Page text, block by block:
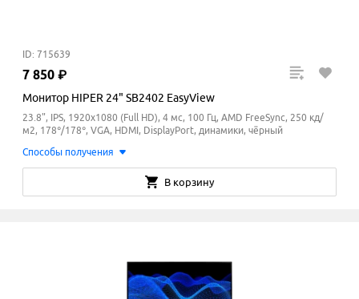
ID: 715639
7 850 ₽
Монитор HIPER 24" SB2402 EasyView
23.8", IPS, 1920x1080 (Full HD), 4 мс, 100 Гц, AMD FreeSync, 250 кд/
м2, 178°/178°, VGA, HDMI, DisplayPort, динамики, чёрный
Способы получения
В корзину